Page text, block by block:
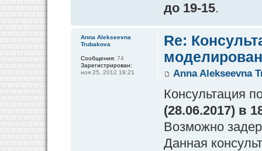
до 19-15.
Re:
Anna Alekseevna
Консультация
(28.06.2017) в
Возможно
Данная
Anna Alekseevna
Trubakova
Сообщения: 74
Зарегистрирован:
ноя 25, 2012 18:21